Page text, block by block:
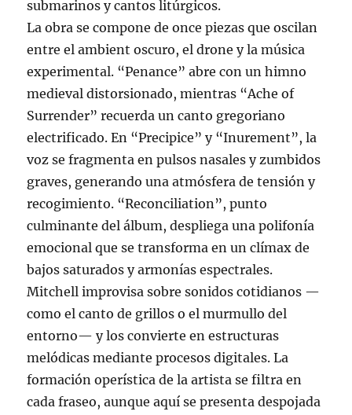
submarinos y cantos litúrgicos.
La obra se compone de once piezas que oscilan
entre el ambient oscuro, el drone y la música
experimental. “Penance” abre con un himno
medieval distorsionado, mientras “Ache of
Surrender” recuerda un canto gregoriano
electrificado. En “Precipice” y “Inurement”, la
voz se fragmenta en pulsos nasales y zumbidos
graves, generando una atmósfera de tensión y
recogimiento. “Reconciliation”, punto
culminante del álbum, despliega una polifonía
emocional que se transforma en un clímax de
bajos saturados y armonías espectrales.
Mitchell improvisa sobre sonidos cotidianos —
como el canto de grillos o el murmullo del
entorno— y los convierte en estructuras
melódicas mediante procesos digitales. La
formación operística de la artista se filtra en
cada fraseo, aunque aquí se presenta despojada